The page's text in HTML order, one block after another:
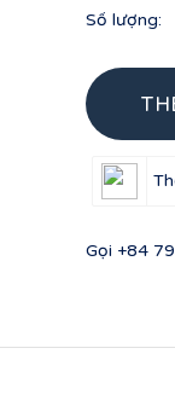
Số lượng:
Gọi +84